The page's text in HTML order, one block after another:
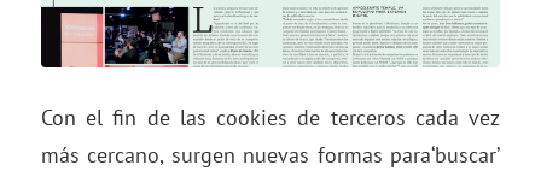
Con el fin de las cookies de terceros cada vez
más cercano, surgen nuevas formas para‘buscar’